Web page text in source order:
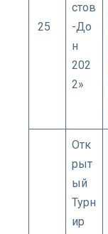
25
стов
-До
н
202
2»
Отк
рыт
ый
Турн
ир